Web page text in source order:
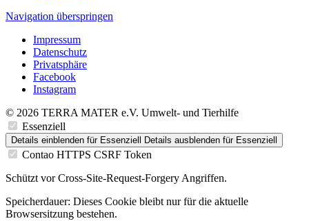
Navigation überspringen
Impressum
Datenschutz
Privatsphäre
Facebook
Instagram
© 2026 TERRA MATER e.V. Umwelt- und Tierhilfe
Essenziell
Details einblenden für Essenziell Details ausblenden für Essenziell
Contao HTTPS CSRF Token
Schützt vor Cross-Site-Request-Forgery Angriffen.
Speicherdauer: Dieses Cookie bleibt nur für die aktuelle
Browsersitzung bestehen.